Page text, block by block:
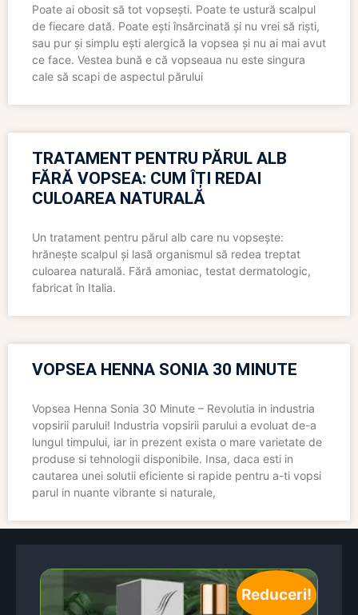
Poate ai obosit să tot vopsești. Poate te ustură scalpul
de fiecare dată. Poate ești însărcinată și nu vrei să riști,
sau pur și simplu ești alergică la vopsea și nu ai mai avut
ce face. Vestea bună e că vopseaua nu este singura
cale să scapi de aspectul părului
TRATAMENT PENTRU PĂRUL ALB
FĂRĂ VOPSEA: CUM ÎȚI REDAI
CULOAREA NATURALĂ
Un tratament pentru părul alb care nu vopsește:
hrănește scalpul și lasă organismul să redea treptat
culoarea naturală. Fără amoniac, testat dermatologic,
fabricat în Italia.
VOPSEA HENNA SONIA 30 MINUTE
Vopsea Henna Sonia 30 Minute – Revolutia in industria
vopsirii parului! Industria vopsirii parului a evoluat de-a
lungul timpului, iar in prezent exista o mare varietate de
produse si tehnologii disponibile. Insa, daca esti in
cautarea unei solutii eficiente si rapide pentru a-ti vopsi
parul in nuante vibrante si naturale,
Reduceri!